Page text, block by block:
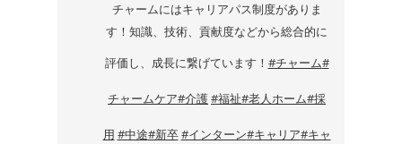
チャームにはキャリアパス制度がありま
す！知識、技術、貢献度などから総合的に
評価し、成長に繋げています！ #チャーム#
チャームケア#介護#福祉#老人ホーム#採
用 #中途#新卒#インターン#キャリア#キャ